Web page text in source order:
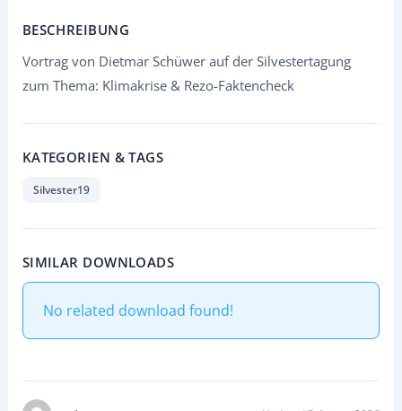
BESCHREIBUNG
Vortrag von Dietmar Schüwer auf der Silvestertagung
zum Thema: Klimakrise & Rezo-Faktencheck
KATEGORIEN & TAGS
Silvester19
SIMILAR DOWNLOADS
No related download found!